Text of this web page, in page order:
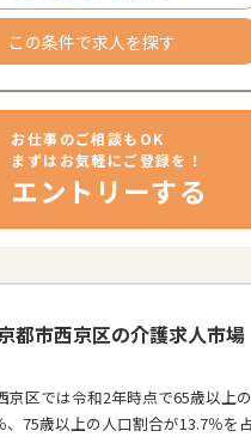
この条件で求人を探す
お仕事のご相談もOK
まずはお気軽にご登録を！
エントリーする
都市西京区の介護求人市場
京区では令和2年時点で65歳以上
、75歳以上の人口割合が13.7％を